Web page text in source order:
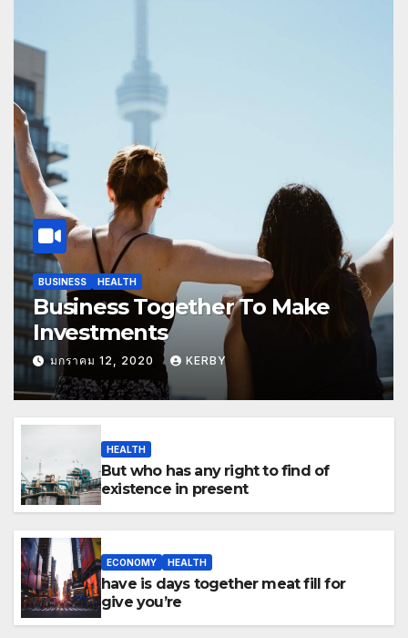
BUSINESS HEALTH
Business Together To Make
Investments
มกราคม 12, 2020 KERBY
HEALTH
But who has any right to find of
existence in present
ECONOMY HEALTH
have is days together meat fill for
give you’re